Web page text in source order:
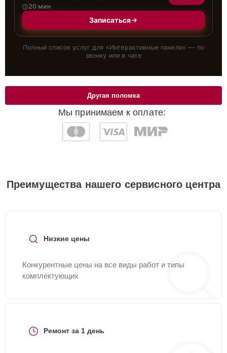
20 мин
Записаться
Полный список услуг для «Интерактивные панели» — по
звонку или в чате
Мы принимаем к оплате:
Другая поломка
Преимущества нашего сервисного центра
Низкие цены
Конкурентные цены на все виды работ и типы
комплектующих
Ремонт за 1 день